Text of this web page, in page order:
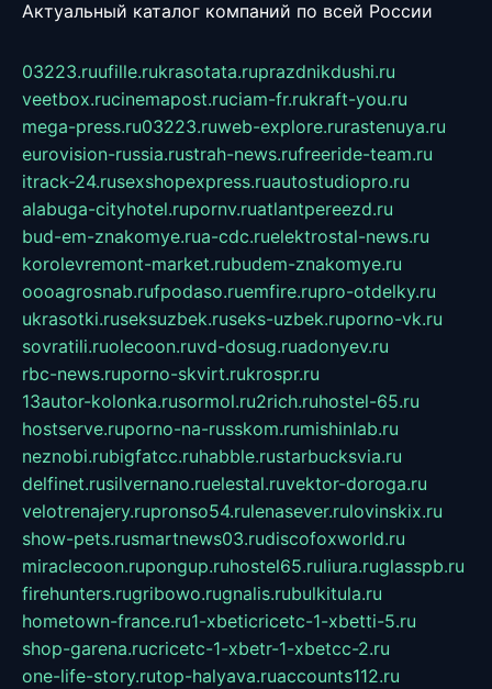
Актуальный каталог компаний по всей России
03223.ruufille.rukrasotata.ruprazdnikdushi.ru
veetbox.rucinemapost.ruciam-fr.rukraft-you.ru
mega-press.ru03223.ruweb-explore.rurastenuya.ru
eurovision-russia.rustrah-news.rufreeride-team.ru
itrack-24.rusexshopexpress.ruautostudiopro.ru
alabuga-cityhotel.rupornv.ruatlantpereezd.ru
bud-em-znakomye.rua-cdc.ruelektrostal-news.ru
korolevremont-market.rubudem-znakomye.ru
oooagrosnab.rufpodaso.ruemfire.rupro-otdelky.ru
ukrasotki.ruseksuzbek.ruseks-uzbek.ruporno-vk.ru
sovratili.ruolecoon.ruvd-dosug.ruadonyev.ru
rbc-news.ruporno-skvirt.rukrospr.ru
13autor-kolonka.rusormol.ru2rich.ruhostel-65.ru
hostserve.ruporno-na-russkom.rumishinlab.ru
neznobi.rubigfatcc.ruhabble.rustarbucksvia.ru
delfinet.rusilvernano.ruelestal.ruvektor-doroga.ru
velotrenajery.rupronso54.rulenasever.rulovinskix.ru
show-pets.rusmartnews03.rudiscofoxworld.ru
miraclecoon.rupongup.ruhostel65.ruliura.ruglasspb.ru
firehunters.rugribowo.rugnalis.rubulkitula.ru
hometown-france.ru1-xbeticricetc-1-xbetti-5.ru
shop-garena.rucricetc-1-xbetr-1-xbetcc-2.ru
one-life-story.rutop-halyava.ruaccounts112.ru